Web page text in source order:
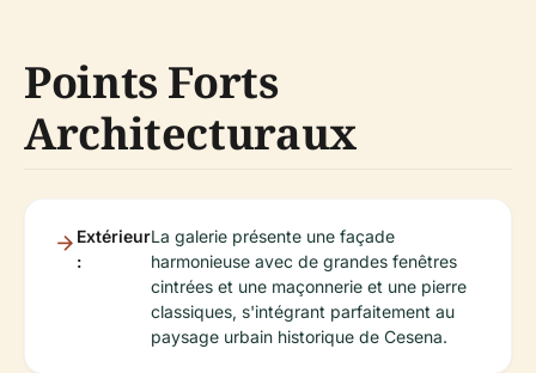
Points Forts
Architecturaux
Extérieur
:
La galerie présente une façade
harmonieuse avec de grandes fenêtres
cintrées et une maçonnerie et une pierre
classiques, s'intégrant parfaitement au
paysage urbain historique de Cesena.